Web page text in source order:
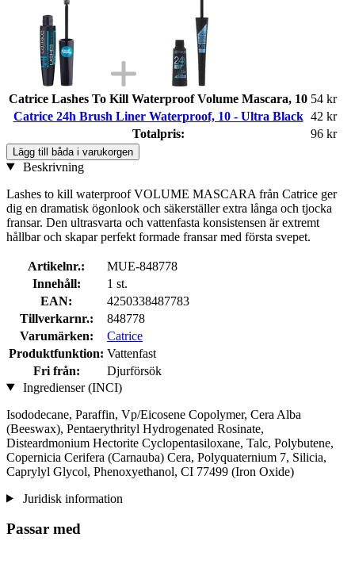
Catrice Lashes To Kill Waterproof Volume Mascara, 10 54 kr
Catrice 24h Brush Liner Waterproof, 10 - Ultra Black 42 kr
Totalpris:
96 kr
Lägg till båda i varukorgen
Beskrivning
Lashes to kill waterproof VOLUME MASCARA från Catrice ger
dig en dramatisk ögonlook och säkerställer extra långa och tjocka
fransar. Den ultrasvarta och vattenfasta konsistensen är extremt
hållbar och skapar perfekt formade fransar med första svepet.
Artikelnr.:
MUE-848778
Innehåll:
1 st.
EAN:
4250338487783
Tillverkarnr.:
848778
Varumärken:
Catrice
Produktfunktion: Vattenfast
Fri från:
Djurförsök
Ingredienser (INCI)
Isododecane, Paraffin, Vp/Eicosene Copolymer, Cera Alba
(Beeswax), Pentaerythrityl Hydrogenated Rosinate,
Disteardmonium Hectorite Cyclopentasiloxane, Talc, Polybutene,
Copernicia Cerifera (Carnauba) Cera, Polyquaternium 7, Silicia,
Caprylyl Glycol, Phenoxyethanol, CI 77499 (Iron Oxide)
Juridisk information
Passar med